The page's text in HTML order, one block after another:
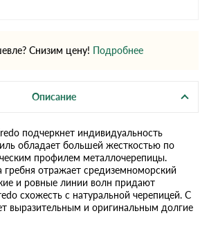
Снизим цену! Подробнее
Описание
подчеркнет индивидуальность
обладает большей жесткостью по
профилем металлочерепицы.
гребня отражает средиземноморский
и ровные линии волн придают
схожесть с натуральной черепицей. С
выразительным и оригинальным долгие